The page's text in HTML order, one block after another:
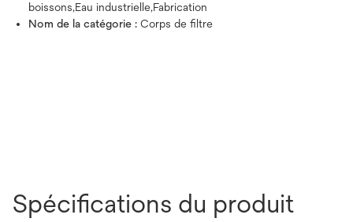
boissons,Eau industrielle,Fabrication
Nom de la catégorie : Corps de filtre
Spécifications du produit